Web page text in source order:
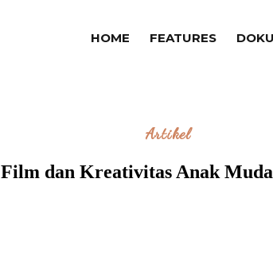
HOME FEATURES
Artikel
Film dan Kreativitas Anak